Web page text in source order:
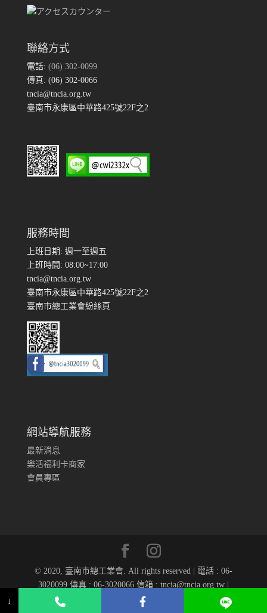
聯絡方式
電話: (06) 302-0099
傳真: (06) 302-0066
tncia@tncia.org.tw
臺南市永康區中華路425號22F之2
服務時間
上班日期: 週一至週五
上班時間: 08:00~17:00
tncia@tncia.org.tw
臺南市永康區中華路425號22F之2
臺南市總工業會紛絲頁
網站導航服務
最新消息
樂活福利卡商家
會員專區
© 2020, 臺南市總工業會. All rights reserved | 電話 : 06-
3020099 傳真 : 06-3020066 信箱 : tncia@tncia.org.tw |
華澍國際
↓